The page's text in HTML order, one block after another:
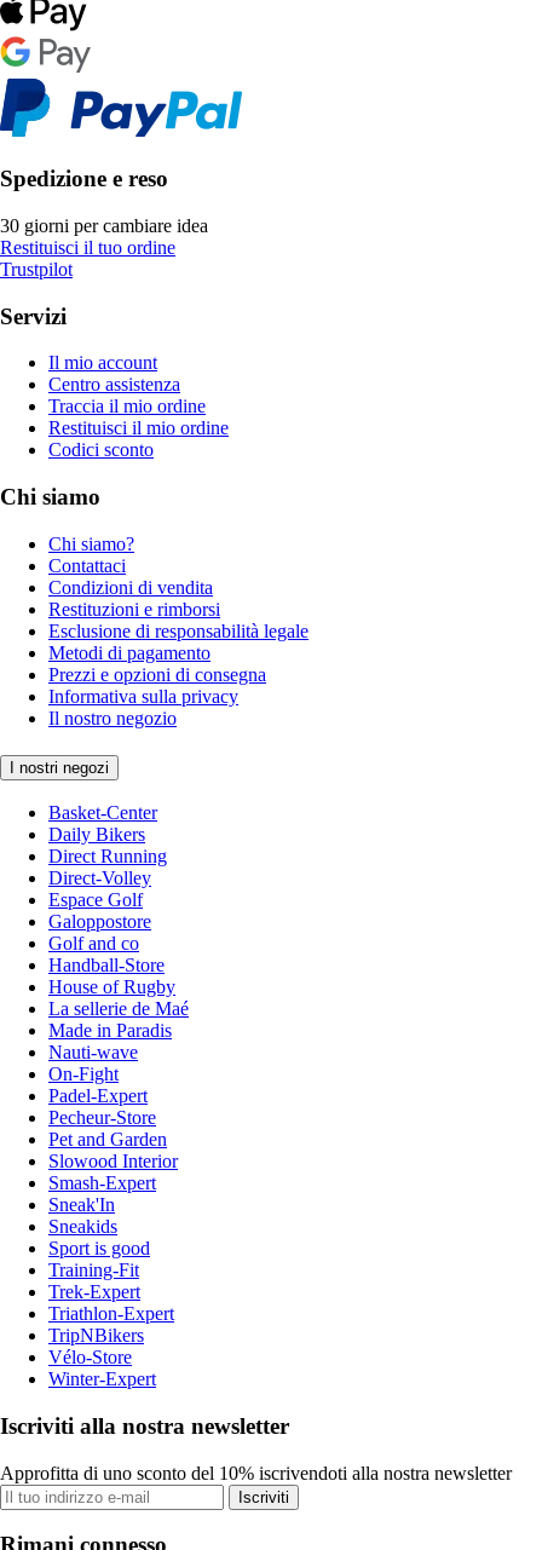
Spedizione e reso
30 giorni per cambiare idea
Restituisci il tuo ordine
Trustpilot
Servizi
Il mio account
Centro assistenza
Traccia il mio ordine
Restituisci il mio ordine
Codici sconto
Chi siamo
Chi siamo?
Contattaci
Condizioni di vendita
Restituzioni e rimborsi
Esclusione di responsabilità legale
Metodi di pagamento
Prezzi e opzioni di consegna
Informativa sulla privacy
Il nostro negozio
I nostri negozi
Basket-Center
Daily Bikers
Direct Running
Direct-Volley
Espace Golf
Galoppostore
Golf and co
Handball-Store
House of Rugby
La sellerie de Maé
Made in Paradis
Nauti-wave
On-Fight
Padel-Expert
Pecheur-Store
Pet and Garden
Slowood Interior
Smash-Expert
Sneak'In
Sneakids
Sport is good
Training-Fit
Trek-Expert
Triathlon-Expert
TripNBikers
Vélo-Store
Winter-Expert
Iscriviti alla nostra newsletter
Approfitta di uno sconto del 10% iscrivendoti alla nostra newsletter
Iscriviti